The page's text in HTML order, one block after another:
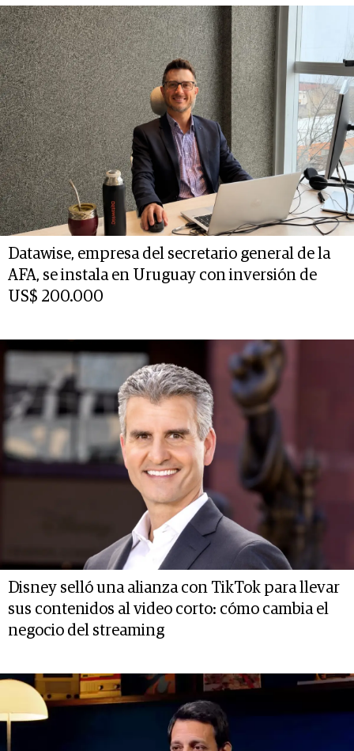
Datawise, empresa del secretario general de la
AFA, se instala en Uruguay con inversión de
US$ 200.000
Disney selló una alianza con TikTok para llevar
sus contenidos al video corto: cómo cambia el
negocio del streaming